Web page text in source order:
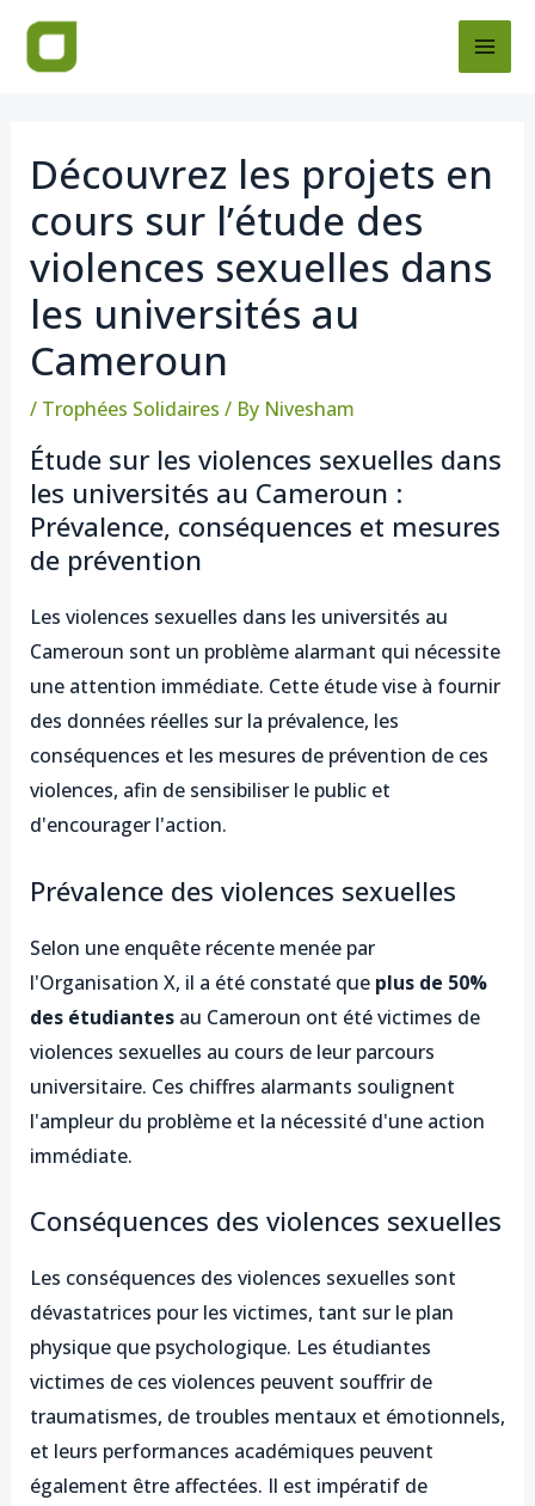
Skip
Découvrez les projets en
cours sur l’étude des
violences sexuelles dans
les universités au
Cameroun
/ Trophées Solidaires / By Nivesham
Étude sur les violences sexuelles dans
les universités au Cameroun :
Prévalence, conséquences et mesures
de prévention
Les violences sexuelles dans les universités au
Cameroun sont un problème alarmant qui nécessite
une attention immédiate. Cette étude vise à fournir
des données réelles sur la prévalence, les
conséquences et les mesures de prévention de ces
violences, afin de sensibiliser le public et
d'encourager l'action.
Prévalence des violences sexuelles
Selon une enquête récente menée par
l'Organisation X, il a été constaté que plus de 50%
des étudiantesau Cameroun ont été victimes de
violences sexuelles au cours de leur parcours
universitaire. Ces chiffres alarmants soulignent
l'ampleur du problème et la nécessité d'une action
immédiate.
Conséquences des violences sexuelles
Les conséquences des violences sexuelles sont
dévastatrices pour les victimes, tant sur le plan
physique que psychologique. Les étudiantes
victimes de ces violences peuvent souffrir de
traumatismes, de troubles mentaux et émotionnels,
et leurs performances académiques peuvent
également être affectées. Il est impératif de
Post